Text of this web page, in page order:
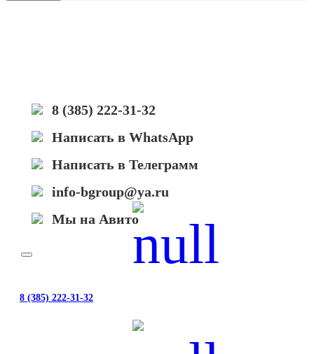
8 (385) 222-31-32
Написать в WhatsApp
Написать в Телеграмм
info-bgroup@ya.ru
Мы на Авито
8 (385) 222-31-32